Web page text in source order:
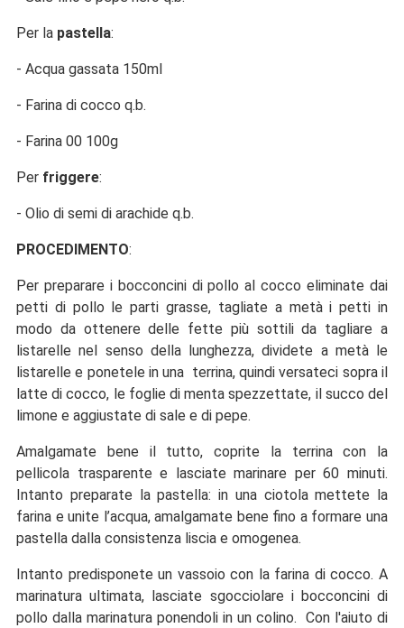
Per la pastella:
- Acqua gassata 150ml
- Farina di cocco q.b.
- Farina 00 100g
Per friggere:
- Olio di semi di arachide q.b.
PROCEDIMENTO:
Per preparare i bocconcini di pollo al cocco eliminate dai
petti di pollo le parti grasse, tagliate a metà i petti in
modo da ottenere delle fette più sottili da tagliare a
listarelle nel senso della lunghezza, dividete a metà le
listarelle e ponetele in una terrina, quindi versateci sopra il
latte di cocco, le foglie di menta spezzettate, il succo del
limone e aggiustate di sale e di pepe.
Amalgamate bene il tutto, coprite la terrina con la
pellicola trasparente e lasciate marinare per 60 minuti.
Intanto preparate la pastella: in una ciotola mettete la
farina e unite l’acqua, amalgamate bene fino a formare una
pastella dalla consistenza liscia e omogenea.
Intanto predisponete un vassoio con la farina di cocco. A
marinatura ultimata, lasciate sgocciolare i bocconcini di
pollo dalla marinatura ponendoli in un colino. Con l'aiuto di